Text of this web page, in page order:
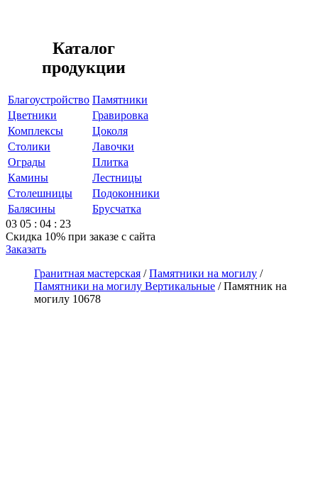
Каталог
продукции
Благоустройство Памятники
Цветники
Гравировка
Комплексы
Цоколя
Столики
Лавочки
Ограды
Плитка
Камины
Лестницы
Столешницы
Подоконники
Балясины
Брусчатка
03 05 : 04 : 23
Скидка 10% при заказе с сайта
Заказать
Гранитная мастерская /Памятники на могилу /
Памятники на могилу Вертикальные /Памятник на
могилу 10678